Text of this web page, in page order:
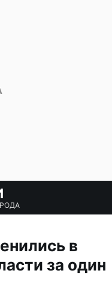
в
за один